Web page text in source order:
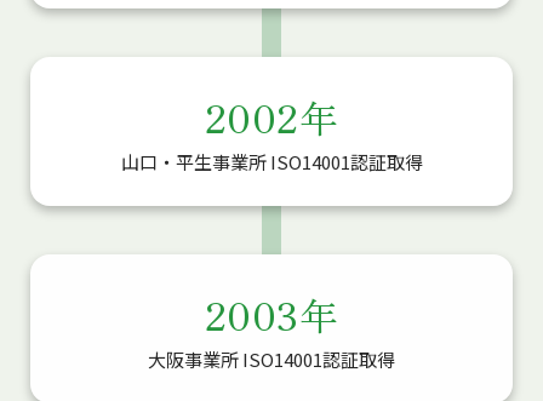
2002年
山口・平生事業所 ISO14001認証取得
2003年
大阪事業所 ISO14001認証取得